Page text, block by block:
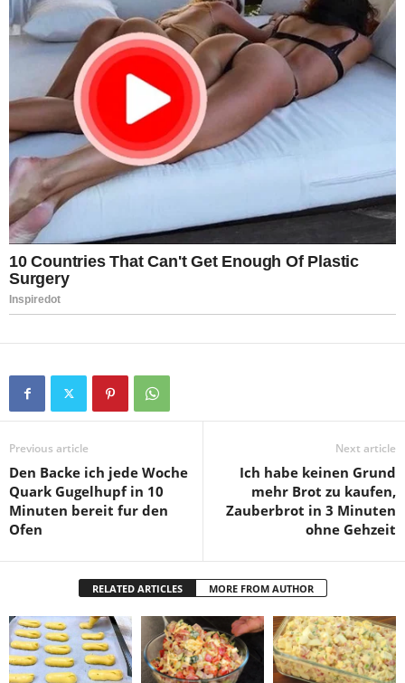
Previous article
Den Backe ich jede Woche
Quark Gugelhupf in 10
Minuten bereit fur den
Ofen
Next article
Ich habe keinen Grund
mehr Brot zu kaufen,
Zauberbrot in 3 Minuten
ohne Gehzeit
RELATED ARTICLES MORE FROM AUTHOR